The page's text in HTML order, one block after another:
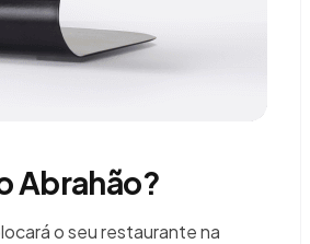
Abrahão?
o seu restaurante na